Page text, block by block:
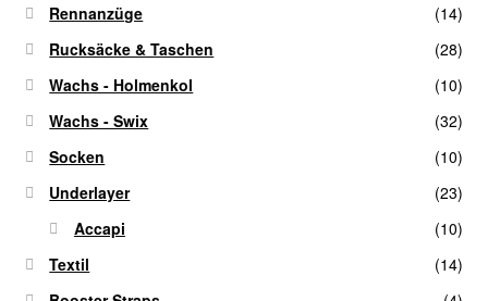
Rennanzüge
(14)
Rucksäcke & Taschen
(28)
Wachs - Holmenkol
(10)
Wachs - Swix
(32)
Socken
(10)
Underlayer
(23)
Accapi
(10)
Textil
(14)